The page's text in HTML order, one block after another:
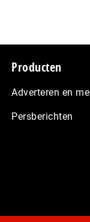
Producten
Adverteren en
Persberichten